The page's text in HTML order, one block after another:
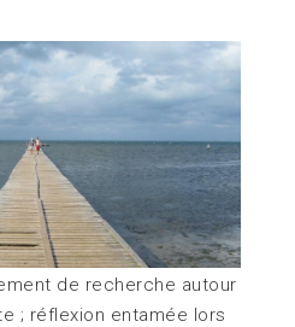
de recherche autour
; réflexion entamée lors